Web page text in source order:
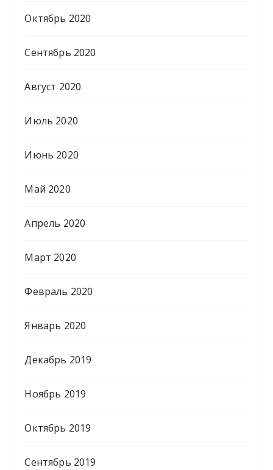
Октябрь 2020
Сентябрь 2020
Август 2020
Июль 2020
Июнь 2020
Май 2020
Апрель 2020
Март 2020
Февраль 2020
Январь 2020
Декабрь 2019
Ноябрь 2019
Октябрь 2019
Сентябрь 2019